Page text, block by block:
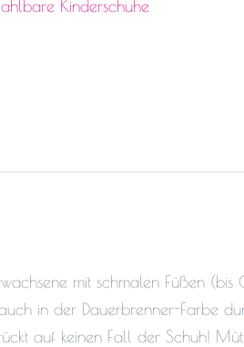
Kinderschuhe
mit schmalen Füßen (bis
in der Dauerbrenner-Farbe
auf keinen Fall der Schuh!